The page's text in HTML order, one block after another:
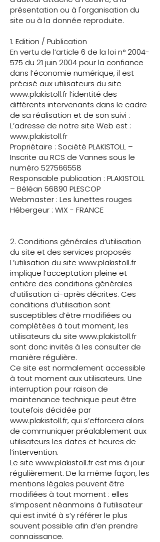
présentation ou à l'organisation du
site ou à la donnée reproduite.
1. Edition / Publication
En vertu de l’article 6 de la loi n°2004-
575 du 21 juin 2004 pour la confiance
dans l’économie numérique, il est
précisé aux utilisateurs du site
www.plakistoll.frl’identité des
différents intervenants dans le cadre
de sa réalisation et de son suivi :
L’adresse de notre site Web est :
www.plakistoll.fr
Propriétaire : Société PLAKISTOLL –
Inscrite au RCS de Vannes sous le
numéro 527566558
Responsable publication : PLAKISTOLL
– Béléan 56890 PLESCOP
Webmaster : Les lunettes rouges
Hébergeur : WIX - FRANCE
2. Conditions générales d’utilisation
du site et des services proposés
L’utilisation du site www.plakistoll.fr
implique l’acceptation pleine et
entière des conditions générales
d’utilisation ci-après décrites. Ces
conditions d’utilisation sont
susceptibles d’être modifiées ou
complétées à tout moment, les
utilisateurs du site www.plakistoll.fr
sont donc invités à les consulter de
manière régulière.
Ce site est normalement accessible
à tout moment aux utilisateurs. Une
interruption pour raison de
maintenance technique peut être
toutefois décidée par
www.plakistoll.fr, qui s’efforcera alors
de communiquer préalablement aux
utilisateurs les dates et heures de
l’intervention.
Le site www.plakistoll.fr est mis à jour
régulièrement. De la même façon, les
mentions légales peuvent être
modifiées à tout moment : elles
s’imposent néanmoins à l’utilisateur
qui est invité à s’y référer le plus
souvent possible afin d’en prendre
connaissance.